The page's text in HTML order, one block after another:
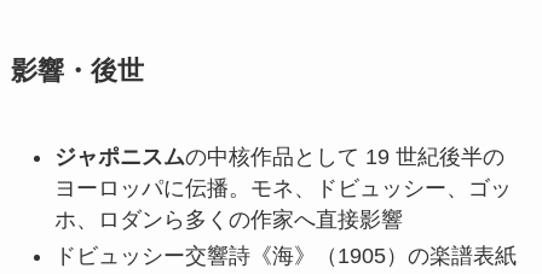
影響・後世
ジャポニスムの中核作品として 19 世紀後半の
ヨーロッパに伝播。モネ、ドビュッシー、ゴッ
ホ、ロダンら多くの作家へ直接影響
ドビュッシー交響詩《海》（1905）の楽譜表紙